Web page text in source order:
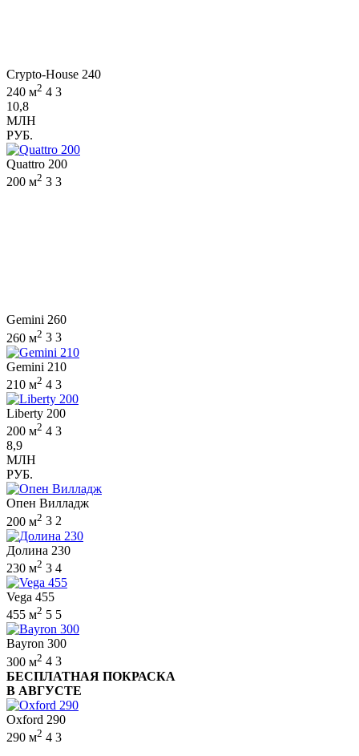
Crypto-House 240
240 м2 4 3
10,8
МЛН
РУБ.
Quattro 200
200 м2 3 3
Gemini 260
260 м2 3 3
Gemini 210
210 м2 4 3
Liberty 200
200 м2 4 3
8,9
МЛН
РУБ.
Опен Вилладж
200 м2 3 2
Долина 230
230 м2 3 4
Vega 455
455 м2 5 5
Bayron 300
300 м2 4 3
БЕСПЛАТНАЯ ПОКРАСКА
В АВГУСТЕ
Oxford 290
290 м2 4 3